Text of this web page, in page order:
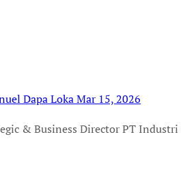
Dapa LokaMar 15, 2026